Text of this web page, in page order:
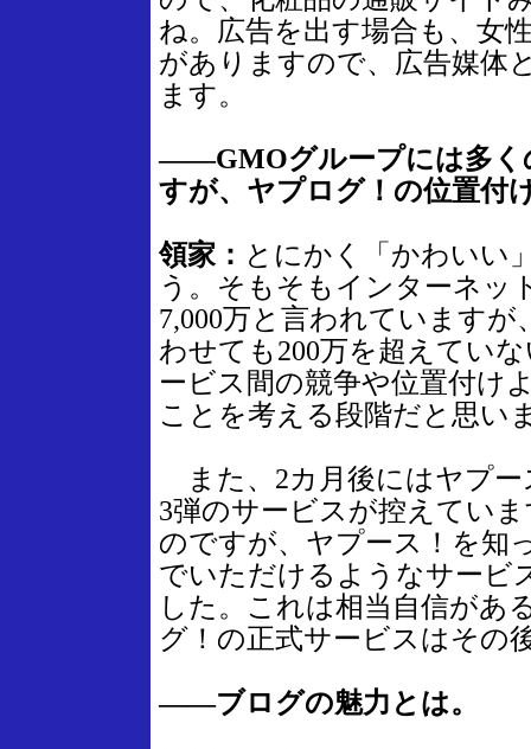
ね。広告を出す場合も、女
がありますので、広告媒体
ます。
――GMOグループには多く
すが、ヤプログ！の位置付
領家： とにかく「かわいい
う。そもそもインターネッ
7,000万と言われています
わせても200万を超えてい
ービス間の競争や位置付け
ことを考える段階だと思い
また、2カ月後にはヤプー
3弾のサービスが控えてい
のですが、ヤプース！を知
でいただけるようなサービ
した。これは相当自信があ
グ！の正式サービスはその
――ブログの魅力とは。